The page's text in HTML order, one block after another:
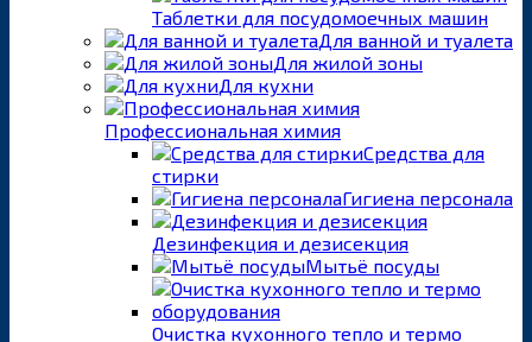
Таблетки для посудомоечных машин
Для ванной и туалета
Для жилой зоны
Для кухни
Профессиональная химия
Средства для
стирки
Гигиена персонала
Дезинфекция и дезисекция
Мытьё посуды
Очистка кухонного тепло и термо